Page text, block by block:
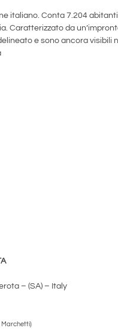
italiano. Conta 7.204
Caratterizzato da
e sono ancora visibili
– (SA) – Italy
Marchetti)